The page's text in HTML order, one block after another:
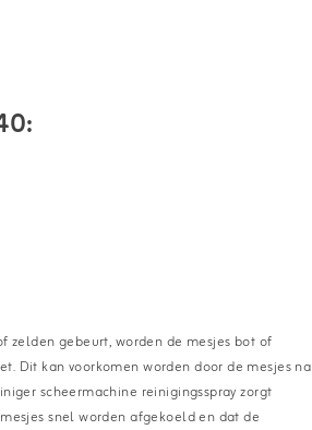
zelden gebeurt, worden de mesjes bot of
Dit kan voorkomen worden door de mesjes na
scheermachine reinigingsspray zorgt
snel worden afgekoeld en dat de